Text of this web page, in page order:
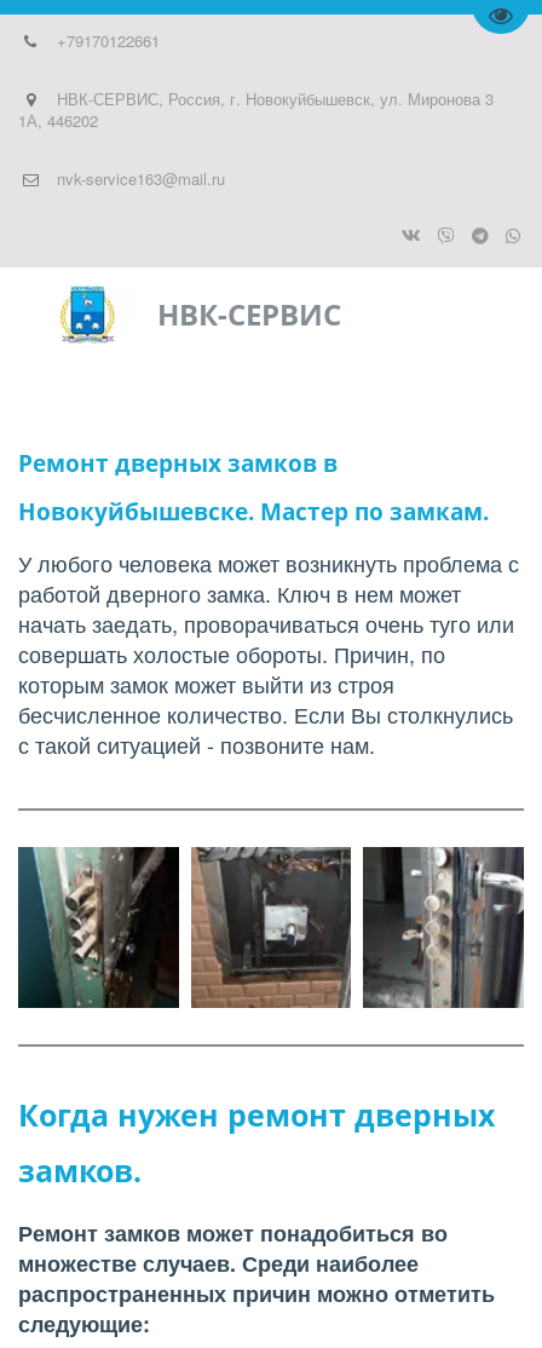
+79170122661
НВК-СЕРВИС, Россия, г. Новокуйбышевск, ул. Миронова 3
1А, ​446202
nvk-service163@mail.ru
НВК-СЕ­­­­­­РВИС
Ремонт дверных замков в
Новокуйбышевске. Мастер по замкам.
У любого человека может возникнуть проблема с
работой дверного замка. Ключ в нем может
начать заедать, проворачиваться очень туго или
совершать холостые обороты. Причин, по
которым замок может выйти из строя
бесчисленное количество. Если Вы столкнулись
с такой ситуацией - позвоните нам.
Когда нужен ремонт дверных
замков.
Ремонт замков может понадобиться во
множестве случаев. Среди наиболее
распространенных причин можно отметить
следующие: